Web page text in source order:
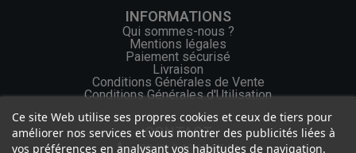
INFORMATIONS
Qui sommes-nous ?
Mentions légales
Paiement sécurisé
Livraison
Conditions Générales de Vente
Conditions Générales d'Utilisation
CONTACT
+33 (0) 2 46 65 57 43
Ce site Web utilise ses propres cookies et ceux de tiers pour
améliorer nos services et vous montrer des publicités liées à
vos préférences en analysant vos habitudes de navigation.